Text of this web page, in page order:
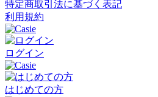
特定商取引法に基づく表記
利用規約
ログイン
はじめての方